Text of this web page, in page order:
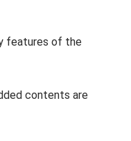
features of the
contents are